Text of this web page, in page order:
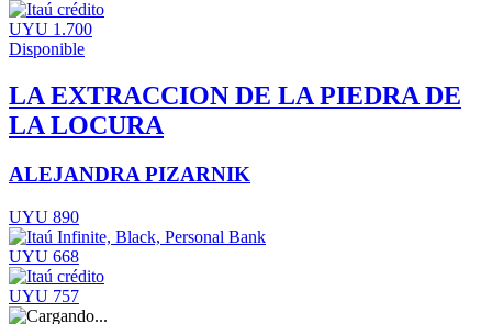
UYU 1.700
Disponible
LA EXTRACCION DE LA PIEDRA DE
LA LOCURA
ALEJANDRA PIZARNIK
UYU 890
UYU 668
UYU 757